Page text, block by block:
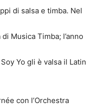
di salsa e timba. Nel
Musica Timba; l’anno
Yo gli è valsa il Latin
con l’Orchestra